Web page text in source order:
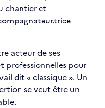
chantier et
acteur de ses
professionnelles pour
dit « classique ». Un
se veut être un